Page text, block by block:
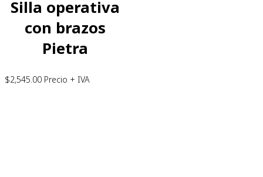
Silla operativa
con brazos
Pietra
$2,545.00 Precio + IVA